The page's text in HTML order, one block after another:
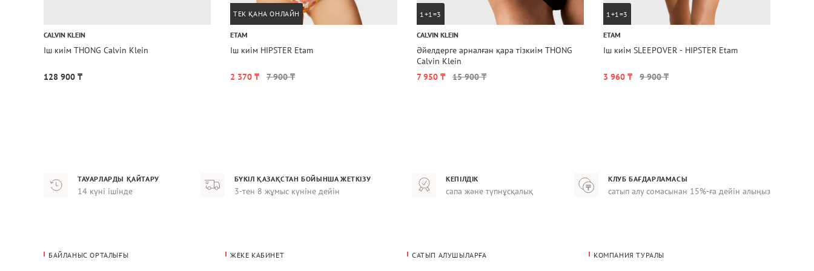
CALVIN KLEIN
Іш киім THONG Calvin Klein
128 900 ₸
ТЕК ҚАНА ОНЛАЙН
ETAM
Іш киім HIPSTER Etam
2 370 ₸ 7 900 ₸
1+1=3
CALVIN KLEIN
Әйелдерге арналған қара тізкиім THONG
Calvin Klein
7 950 ₸
15 900 ₸
1+1=3
ETAM
Іш киім SLEEPOVER - HIPSTER Etam
3 960 ₸ 9 900 ₸
ТАУАРЛАРДЫ ҚАЙТАРУ
14 күні ішінде
БҮКІЛ ҚАЗАҚСТАН БОЙЫНША ЖЕТКІЗУ
3-тен 8 жұмыс күніне дейін
КЕПІЛДІК
сапа және түпнұсқалық
КЛУБ БАҒДАРЛАМАСЫ
сатып алу сомасынан 15%-ға дейін алыңыз
БАЙЛАНЫС ОРТАЛЫҒЫ ЖЕКЕ КАБИНЕТ САТЫП АЛУШЫЛАРҒА КОМПАНИЯ ТУРАЛЫ